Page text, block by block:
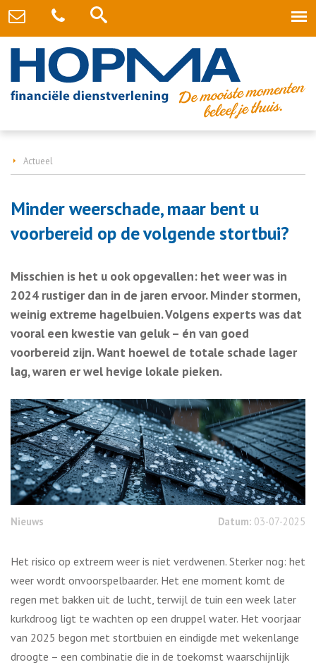
Actueel
Minder weerschade, maar bent u
voorbereid op de volgende stortbui?
Misschien is het u ook opgevallen: het weer was in
2024 rustiger dan in de jaren ervoor. Minder stormen,
weinig extreme hagelbuien. Volgens experts was dat
vooral een kwestie van geluk – én van goed
voorbereid zijn. Want hoewel de totale schade lager
lag, waren er wel hevige lokale pieken.
Nieuws Datum: 03-07-2025
Het risico op extreem weer is niet verdwenen. Sterker nog: het
weer wordt onvoorspelbaarder. Het ene moment komt de
regen met bakken uit de lucht, terwijl de tuin een week later
kurkdroog ligt te wachten op een druppel water. Het voorjaar
van 2025 begon met stortbuien en eindigde met wekenlange
droogte – een combinatie die in de toekomst waarschijnlijk